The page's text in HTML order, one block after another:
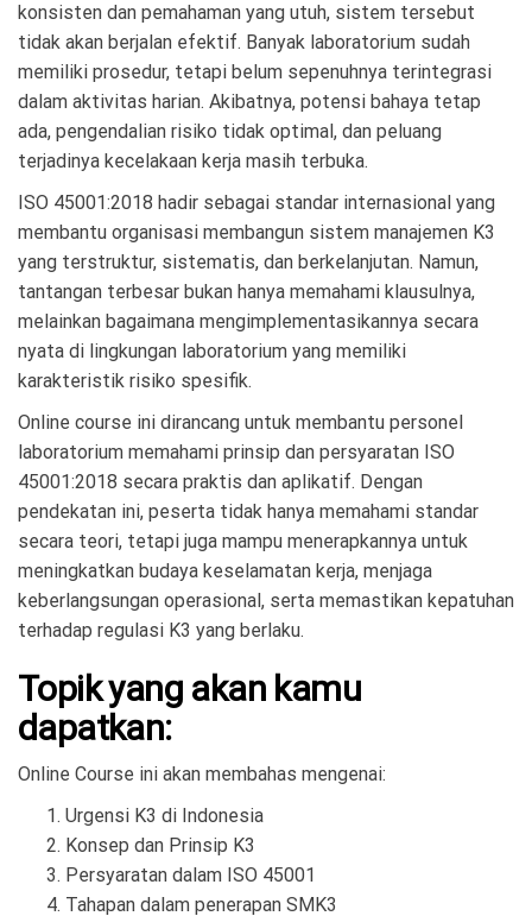
konsisten dan pemahaman yang utuh, sistem tersebut
tidak akan berjalan efektif. Banyak laboratorium sudah
memiliki prosedur, tetapi belum sepenuhnya terintegrasi
dalam aktivitas harian. Akibatnya, potensi bahaya tetap
ada, pengendalian risiko tidak optimal, dan peluang
terjadinya kecelakaan kerja masih terbuka.
ISO 45001:2018 hadir sebagai standar internasional yang
membantu organisasi membangun sistem manajemen K3
yang terstruktur, sistematis, dan berkelanjutan. Namun,
tantangan terbesar bukan hanya memahami klausulnya,
melainkan bagaimana mengimplementasikannya secara
nyata di lingkungan laboratorium yang memiliki
karakteristik risiko spesifik.
Online course ini dirancang untuk membantu personel
laboratorium memahami prinsip dan persyaratan ISO
45001:2018 secara praktis dan aplikatif. Dengan
pendekatan ini, peserta tidak hanya memahami standar
secara teori, tetapi juga mampu menerapkannya untuk
meningkatkan budaya keselamatan kerja, menjaga
keberlangsungan operasional, serta memastikan kepatuhan
terhadap regulasi K3 yang berlaku.
Topik yang akan kamu
dapatkan:
Online Course ini akan membahas mengenai:
Urgensi K3 di Indonesia
Konsep dan Prinsip K3
Persyaratan dalam ISO 45001
Tahapan dalam penerapan SMK3